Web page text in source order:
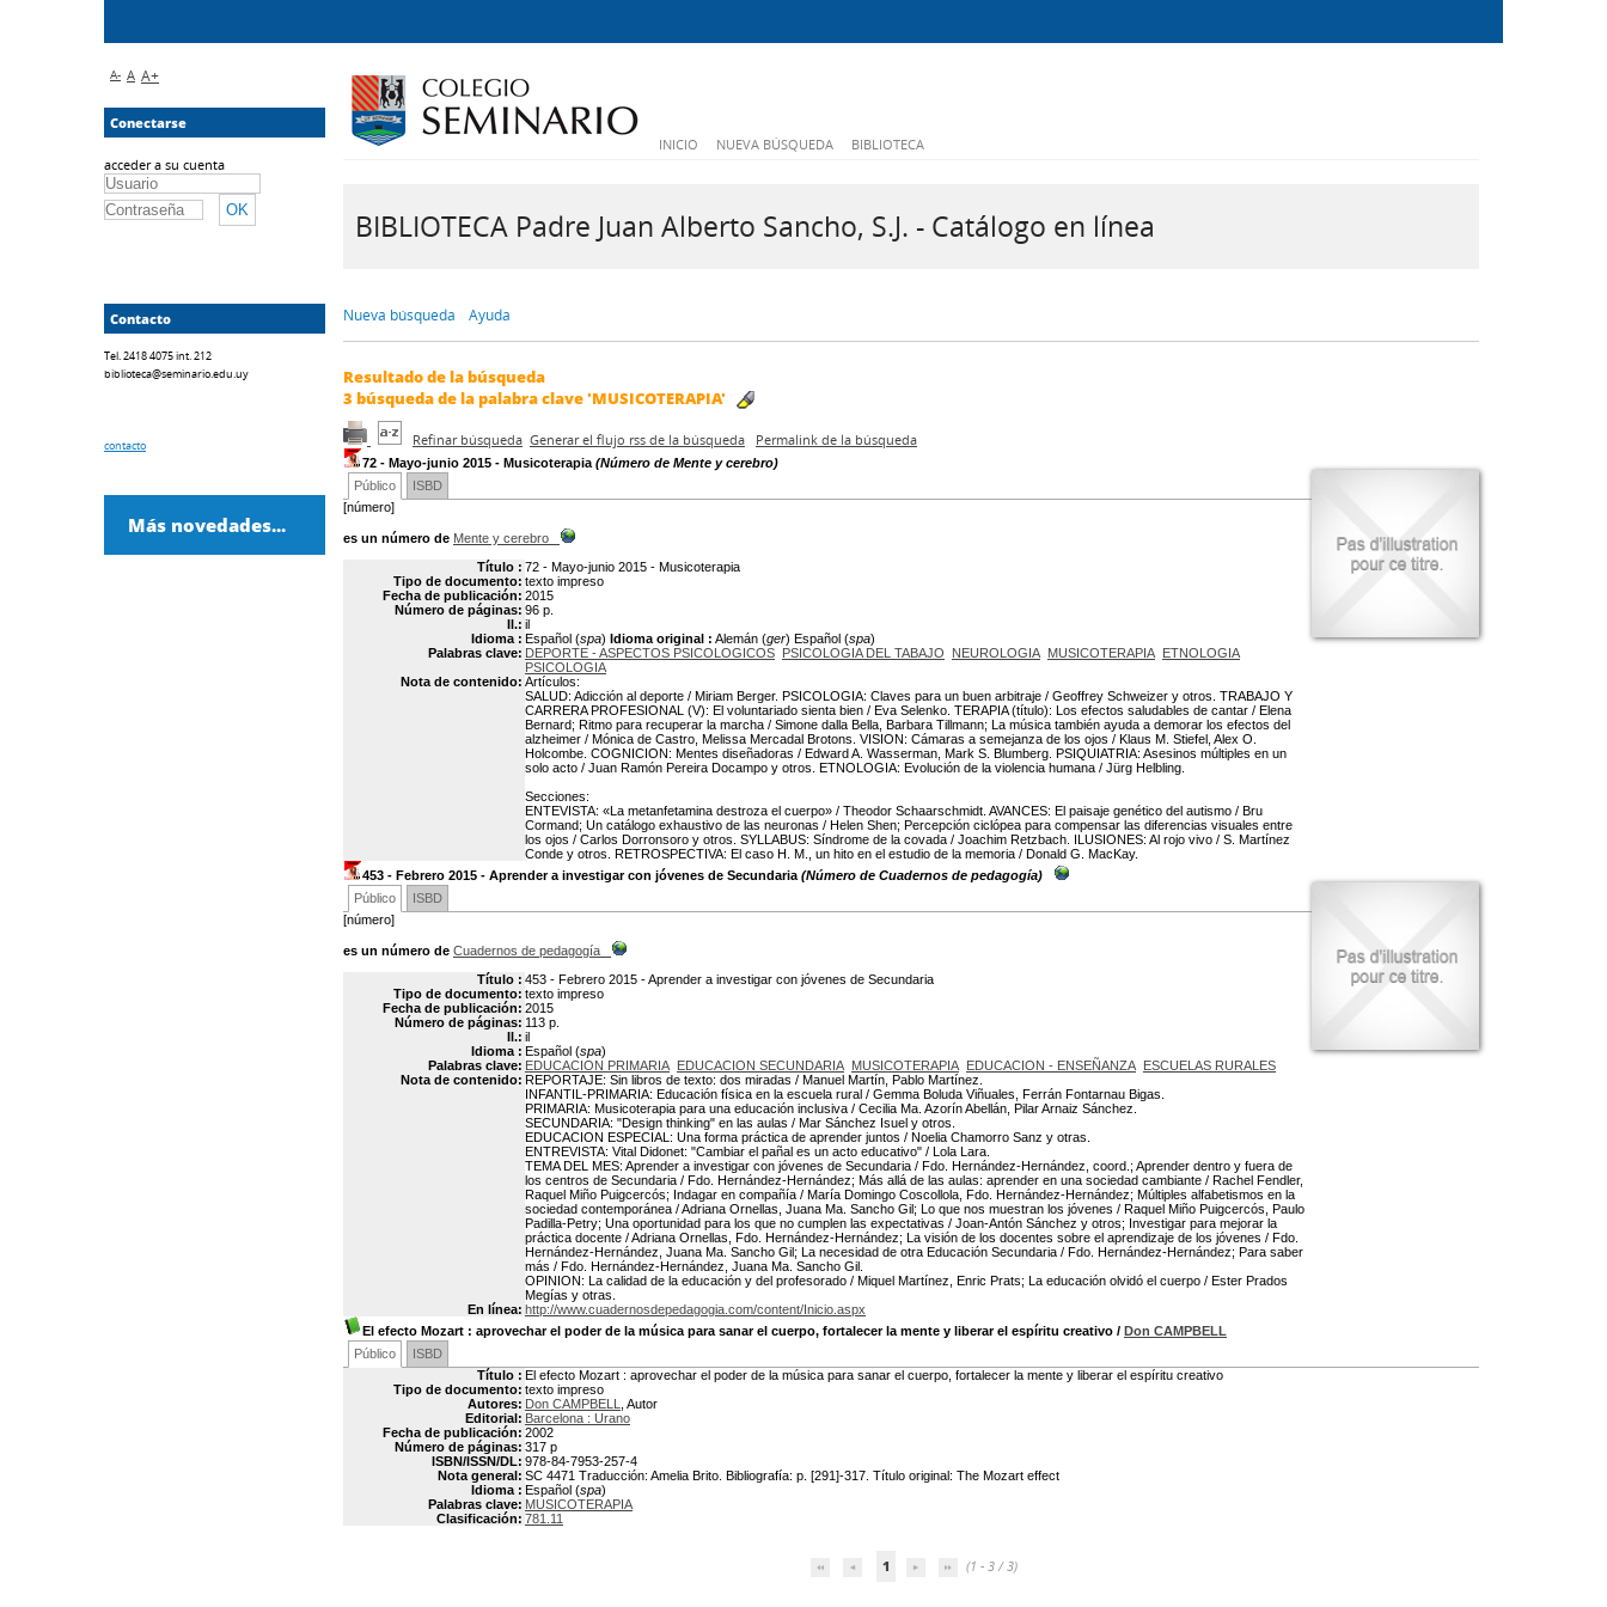
INICIO NUEVA BÚSQUEDA BIBLIOTECA
BIBLIOTECA Padre Juan Alberto Sancho, S.J. - Catálogo en línea
Nueva búsqueda Ayuda
Resultado de la búsqueda
3 búsqueda de la palabra clave'MUSICOTERAPIA'
Refinar búsqueda Generar el flujo rss de la búsqueda Permalink de la búsqueda
72 - Mayo-junio 2015 - Musicoterapia (Número de Mente y cerebro)
Público
ISBD
[número]
es un número de Mente y cerebro
Título : 72 - Mayo-junio 2015 - Musicoterapia
Tipo de documento: texto impreso
Fecha de publicación: 2015
Número de páginas: 96 p.
Il.: il
Idioma : Español (spa) Idioma original : Alemán (ger) Español (spa)
Palabras clave: DEPORTE - ASPECTOS PSICOLOGICOS PSICOLOGIA DEL TABAJO NEUROLOGIA MUSICOTERAPIA ETNOLOGIA
PSICOLOGIA
Nota de contenido: Artículos:
SALUD: Adicción al deporte / Miriam Berger. PSICOLOGIA: Claves para un buen arbitraje / Geoffrey Schweizer y otros. TRABAJO Y
CARRERA PROFESIONAL (V): El voluntariado sienta bien / Eva Selenko. TERAPIA (título): Los efectos saludables de cantar / Elena
Bernard; Ritmo para recuperar la marcha / Simone dalla Bella, Barbara Tillmann; La música también ayuda a demorar los efectos del
alzheimer / Mónica de Castro, Melissa Mercadal Brotons. VISION: Cámaras a semejanza de los ojos / Klaus M. Stiefel, Alex O.
Holcombe. COGNICION: Mentes diseñadoras / Edward A. Wasserman, Mark S. Blumberg. PSIQUIATRIA: Asesinos múltiples en un
solo acto / Juan Ramón Pereira Docampo y otros. ETNOLOGIA: Evolución de la violencia humana / Jürg Helbling.
Secciones:
ENTEVISTA: «La metanfetamina destroza el cuerpo» / Theodor Schaarschmidt. AVANCES: El paisaje genético del autismo / Bru
Cormand; Un catálogo exhaustivo de las neuronas / Helen Shen; Percepción ciclópea para compensar las diferencias visuales entre
los ojos / Carlos Dorronsoro y otros. SYLLABUS: Síndrome de la covada / Joachim Retzbach. ILUSIONES: Al rojo vivo / S. Martínez
Conde y otros. RETROSPECTIVA: El caso H. M., un hito en el estudio de la memoria / Donald G. MacKay.
453 - Febrero 2015 - Aprender a investigar con jóvenes de Secundaria (Número de Cuadernos de pedagogía)
Público
ISBD
[número]
es un número de Cuadernos de pedagogía
Título : 453 - Febrero 2015 - Aprender a investigar con jóvenes de Secundaria
Tipo de documento: texto impreso
Fecha de publicación: 2015
Número de páginas: 113 p.
Il.: il
Idioma : Español (spa)
Palabras clave: EDUCACION PRIMARIA EDUCACION SECUNDARIA MUSICOTERAPIA EDUCACION - ENSEÑANZA ESCUELAS RURALES
Nota de contenido: REPORTAJE: Sin libros de texto: dos miradas / Manuel Martín, Pablo Martínez.
INFANTIL-PRIMARIA: Educación física en la escuela rural / Gemma Boluda Viñuales, Ferrán Fontarnau Bigas.
PRIMARIA: Musicoterapia para una educación inclusiva / Cecilia Ma. Azorín Abellán, Pilar Arnaiz Sánchez.
SECUNDARIA: "Design thinking" en las aulas / Mar Sánchez Isuel y otros.
EDUCACION ESPECIAL: Una forma práctica de aprender juntos / Noelia Chamorro Sanz y otras.
ENTREVISTA: Vital Didonet: "Cambiar el pañal es un acto educativo" / Lola Lara.
TEMA DEL MES: Aprender a investigar con jóvenes de Secundaria / Fdo. Hernández-Hernández, coord.; Aprender dentro y fuera de
los centros de Secundaria / Fdo. Hernández-Hernández; Más allá de las aulas: aprender en una sociedad cambiante / Rachel Fendler,
Raquel Miño Puigcercós; Indagar en compañía / María Domingo Coscollola, Fdo. Hernández-Hernández; Múltiples alfabetismos en la
sociedad contemporánea / Adriana Ornellas, Juana Ma. Sancho Gil; Lo que nos muestran los jóvenes / Raquel Miño Puigcercós, Paulo
Padilla-Petry; Una oportunidad para los que no cumplen las expectativas / Joan-Antón Sánchez y otros; Investigar para mejorar la
práctica docente / Adriana Ornellas, Fdo. Hernández-Hernández; La visión de los docentes sobre el aprendizaje de los jóvenes / Fdo.
Hernández-Hernández, Juana Ma. Sancho Gil; La necesidad de otra Educación Secundaria / Fdo. Hernández-Hernández; Para saber
más / Fdo. Hernández-Hernández, Juana Ma. Sancho Gil.
OPINION: La calidad de la educación y del profesorado / Miquel Martínez, Enric Prats; La educación olvidó el cuerpo / Ester Prados
Megías y otras.
En línea: http://www.cuadernosdepedagogia.com/content/Inicio.aspx
El efecto Mozart : aprovechar el poder de la música para sanar el cuerpo, fortalecer la mente y liberar el espíritu creativo / Don CAMPBELL
Público
ISBD
Título : El efecto Mozart : aprovechar el poder de la música para sanar el cuerpo, fortalecer la mente y liberar el espíritu creativo
Tipo de documento: texto impreso
Autores: Don CAMPBELL
, Autor
Editorial: Barcelona : Urano
Fecha de publicación: 2002
Número de páginas: 317 p
ISBN/ISSN/DL: 978-84-7953-257-4
Nota general: SC 4471 Traducción: Amelia Brito. Bibliografía: p. [291]-317. Título original: The Mozart effect
Idioma : Español (spa)
Palabras clave: MUSICOTERAPIA
Clasificación: 781.11
1 (1 - 3 / 3)
A- A A+
Conectarse
acceder a su cuenta
Contacto
Tel. 2418 4075 int. 212
biblioteca@seminario.edu.uy
contacto
Más novedades...